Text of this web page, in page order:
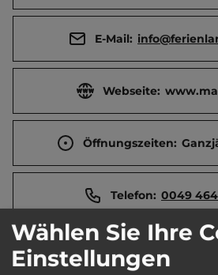
E-Mail:
Webseite:
Öffnungszeiten:
Telefon: 0049
Wählen Sie Ihre
Einstellungen